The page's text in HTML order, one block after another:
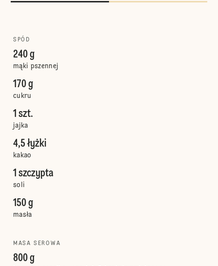
SPÓD
240 g
mąki pszennej
170 g
cukru
1 szt.
jajka
4,5 łyżki
kakao
1 szczypta
soli
150 g
masła
MASA SEROWA
800 g